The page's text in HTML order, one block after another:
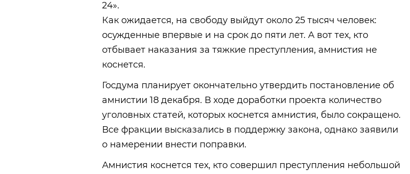
24».
Как ожидается, на свободу выйдут около 25 тысяч человек:
осужденные впервые и на срок до пяти лет. А вот тех, кто
отбывает наказания за тяжкие преступления, амнистия не
коснется.
Госдума планирует окончательно утвердить постановление об
амнистии 18 декабря. В ходе доработки проекта количество
уголовных статей, которых коснется амнистия, было сокращено.
Все фракции высказались в поддержку закона, однако заявили
о намерении внести поправки.
Амнистия коснется тех, кто совершил преступления небольшой